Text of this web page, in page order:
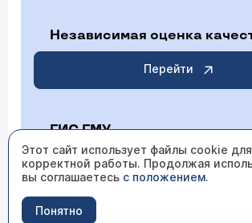
Независимая оценка
Перейти
ГИС ГМУ
Перейти
Этот сайт использует файлы cookie
корректной работы. Продолжая
вы соглашаетесь с положением.
Понятно